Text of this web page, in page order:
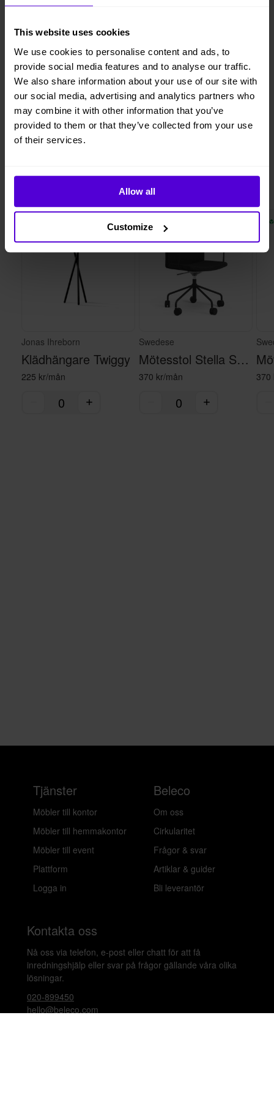
This website uses cookies
We use cookies to personalise content and ads, to
provide social media features and to analyse our traffic.
We also share information about your use of our site with
our social media, advertising and analytics partners who
may combine it with other information that you’ve
provided to them or that they’ve collected from your use
of their services.
Allow all
Customize
Avsluta hyresperioden när du vill, med enbart en
månads uppsägningstid
Vi levererar, monterar och returnerar
Helt flexibelt
1 månads
Liknande produkter
Jonas Ihreborn
Klädhängare Twiggy
225 kr/mån
Swedese
Mötesstol Stella Svart
370 kr/mån 370
Tjänster
Möbler till kontor
Möbler till hemmakontor
Möbler till event
Plattform
Logga in
Beleco
Om oss
Cirkularitet
Frågor & svar
Artiklar & guider
Bli leverantör
Kontakta oss
Nå oss via telefon, e-post eller chatt för att få
inredningshjälp eller svar på frågor gällande våra olika
lösningar.
020-899450
hello@beleco.com